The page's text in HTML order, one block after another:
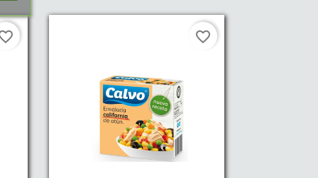
favorite_border